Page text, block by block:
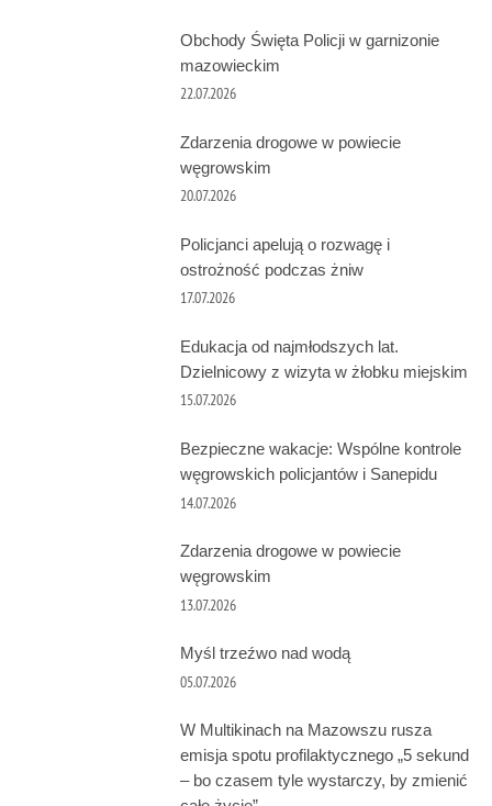
Obchody Święta Policji w garnizonie
mazowieckim
22.07.2026
Zdarzenia drogowe w powiecie
węgrowskim
20.07.2026
Policjanci apelują o rozwagę i
ostrożność podczas żniw
17.07.2026
Edukacja od najmłodszych lat.
Dzielnicowy z wizyta w żłobku miejskim
15.07.2026
Bezpieczne wakacje: Wspólne kontrole
węgrowskich policjantów i Sanepidu
14.07.2026
Zdarzenia drogowe w powiecie
węgrowskim
13.07.2026
Myśl trzeźwo nad wodą
05.07.2026
W Multikinach na Mazowszu rusza
emisja spotu profilaktycznego „5 sekund
– bo czasem tyle wystarczy, by zmienić